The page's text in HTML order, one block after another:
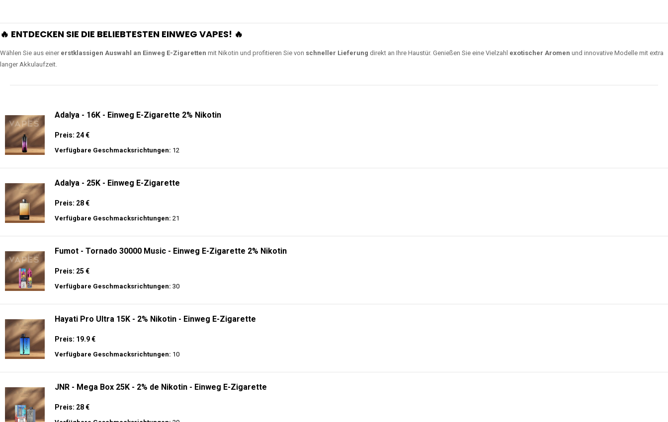
🔥 ENTDECKEN SIE DIE BELIEBTESTEN EINWEG VAPES! 🔥
Wählen Sie aus einer erstklassigen Auswahl an Einweg E-Zigaretten mit Nikotin und profitieren Sie von schneller Lieferung direkt an Ihre Haustür. Genießen Sie eine Vielzahl exotischer Aromen und innovative Modelle mit extra
langer Akkulaufzeit.
Adalya - 16K - Einweg E-Zigarette 2% Nikotin
Preis: 24 €
Verfügbare Geschmacksrichtungen: 12
Adalya - 25K - Einweg E-Zigarette
Preis: 28 €
Verfügbare Geschmacksrichtungen: 21
Fumot - Tornado 30000 Music - Einweg E-Zigarette 2% Nikotin
Preis: 25 €
Verfügbare Geschmacksrichtungen: 30
Hayati Pro Ultra 15K - 2% Nikotin - Einweg E-Zigarette
Preis: 19.9 €
Verfügbare Geschmacksrichtungen: 10
JNR - Mega Box 25K - 2% de Nikotin - Einweg E-Zigarette
Preis: 28 €